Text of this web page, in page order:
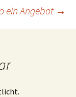
ein Angebot →